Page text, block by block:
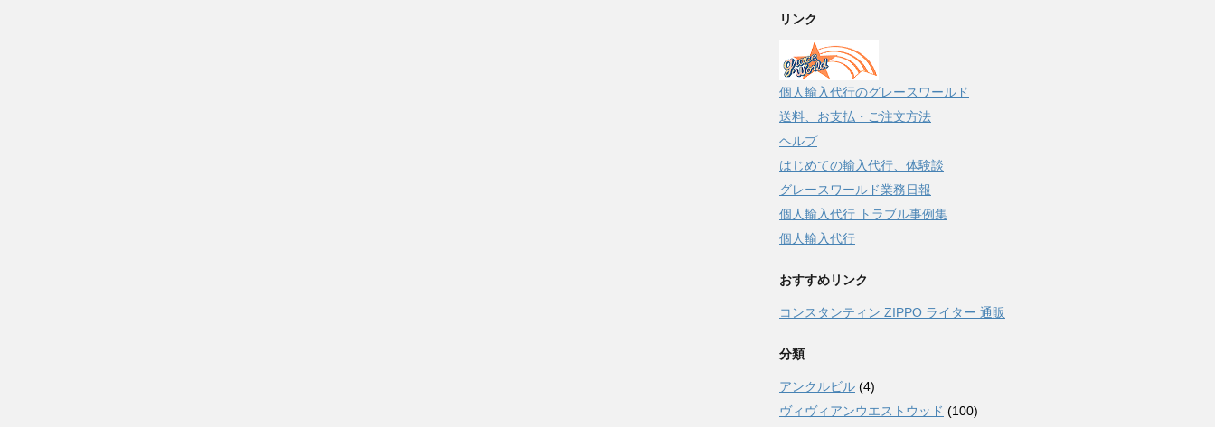
リンク
個人輸入代行のグレースワールド
送料、お支払・ご注文方法
ヘルプ
はじめての輸入代行、体験談
グレースワールド業務日報
個人輸入代行 トラブル事例集
個人輸入代行
おすすめリンク
コンスタンティン ZIPPO ライター 通販
分類
アンクルビル (4)
ヴィヴィアンウエストウッド (100)